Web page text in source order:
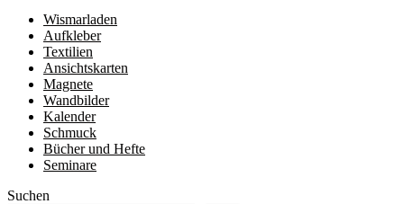
Wismarladen
Aufkleber
Textilien
Ansichtskarten
Magnete
Wandbilder
Kalender
Schmuck
Bücher und Hefte
Seminare
Suchen